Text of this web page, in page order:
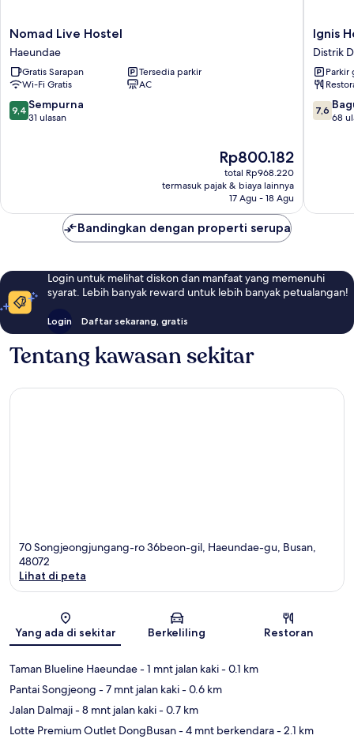
Nomad
Live
Hostel
Haeundae
Nomad Live Hostel
Haeundae
Gratis Sarapan
Tersedia parkir
Wi-Fi Gratis
AC
9.4
dari
9,4 Sempurna
31 ulasan
Harga
sekarang
Rp800.182
Rp800.182
total Rp968.220
termasuk pajak & biaya lainnya
17 Agu - 18 Agu
Ignis
Hotel
Busan
Sports
Branch
Distrik
Ignis
Distrik
Parkir
7.6
dari
7,6
68
Bandingkan dengan properti serupa
Login untuk melihat diskon dan manfaat yang memenuhi
syarat. Lebih banyak reward untuk lebih banyak petualangan!
Login Daftar sekarang, gratis
Tentang kawasan sekitar
70 Songjeongjungang-ro 36beon-gil, Haeundae-gu, Busan,
48072
Lihat di peta
Yang ada di sekitar Berkeliling Restoran
Taman Blueline Haeundae- 1 mnt jalan kaki- 0.1 km
Pantai Songjeong - 7 mnt jalan kaki- 0.6 km
Jalan Dalmaji- 8 mnt jalan kaki- 0.7 km
Lotte Premium Outlet DongBusan- 4 mnt berkendara- 2.1 km